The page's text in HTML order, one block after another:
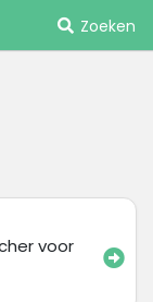
Zoeken
voor